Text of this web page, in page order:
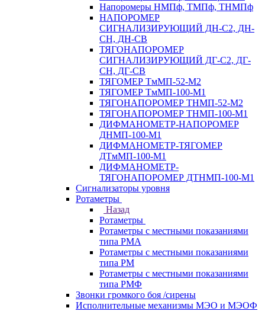
Напоромеры НМПф, ТМПф, ТНМПф
НАПОРОМЕР
СИГНАЛИЗИРУЮЩИЙ ДН-С2, ДН-
СН, ДН-СВ
ТЯГОНАПОРОМЕР
СИГНАЛИЗИРУЮЩИЙ ДГ-С2, ДГ-
СН, ДГ-СВ
ТЯГОМЕР ТмМП-52-М2
ТЯГОМЕР ТмМП-100-М1
ТЯГОНАПОРОМЕР ТНМП-52-М2
ТЯГОНАПОРОМЕР ТНМП-100-М1
ДИФМАНОМЕТР-НАПОРОМЕР
ДНМП-100-М1
ДИФМАНОМЕТР-ТЯГОМЕР
ДТмМП-100-М1
ДИФМАНОМЕТР-
ТЯГОНАПОРОМЕР ДТНМП-100-М1
Сигнализаторы уровня
Ротаметры
Назад
Ротаметры
Ротаметры с местными показаниями
типа РМА
Ротаметры с местными показаниями
типа РМ
Ротаметры с местными показаниями
типа РМФ
Звонки громкого боя /сирены
Исполнительные механизмы МЭО и МЭОФ